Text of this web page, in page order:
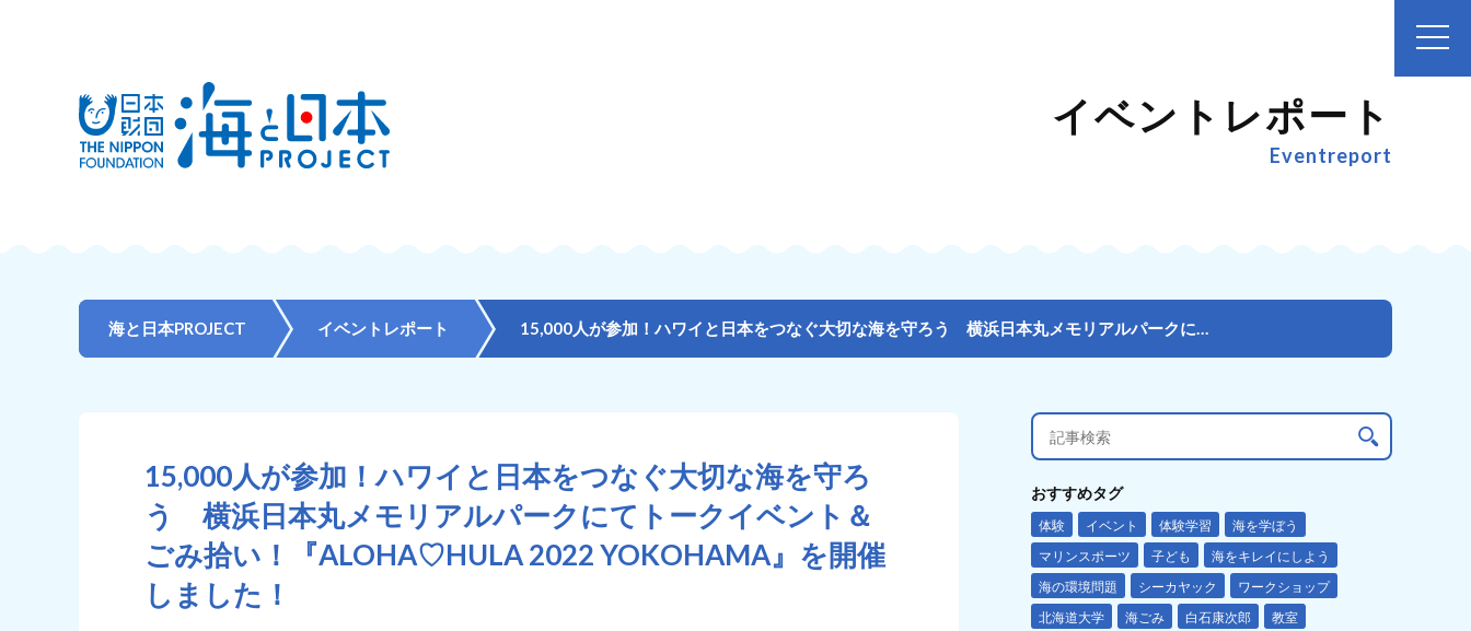
イベントレポート
Eventreport
海と日本PROJECT イベントレポート 15,000人が参加！ハワイと日本をつなぐ大切な海を守ろう 横浜日本丸メモリアルパークにてトークイベ...
15,000人が参加！ハワイと日本をつなぐ大切な海を守ろ
う 横浜日本丸メモリアルパークにてトークイベント＆
ごみ拾い！『ALOHA♡HULA 2022 YOKOHAMA』を開催
しました！
おすすめタグ
体験 イベント 体験学習
海を学ぼう
マリンスポーツ
子ども
海をキレイにしよう
海の環境問題
シーカヤック
ワークショップ
北海道大学
海ごみ 白石康次郎
教室